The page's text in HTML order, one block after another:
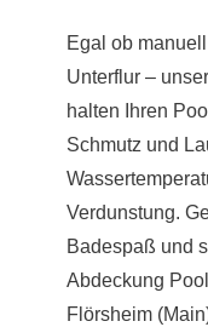
Egal ob
Unterflur –
halten Ihren
Schmutz und
Verdunstung.
Badespaß und
Abdeckung
Flörsheim